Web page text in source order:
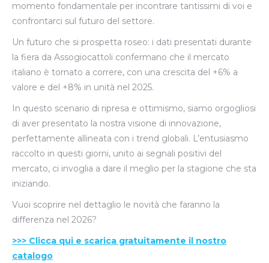
momento fondamentale per incontrare tantissimi di voi e
confrontarci sul futuro del settore.
Un futuro che si prospetta roseo: i dati presentati durante
la fiera da Assogiocattoli confermano che il mercato
italiano è tornato a correre, con una crescita del +6% a
valore e del +8% in unità nel 2025.
In questo scenario di ripresa e ottimismo, siamo orgogliosi
di aver presentato la nostra visione di innovazione,
perfettamente allineata con i trend globali. L’entusiasmo
raccolto in questi giorni, unito ai segnali positivi del
mercato, ci invoglia a dare il meglio per la stagione che sta
iniziando.
Vuoi scoprire nel dettaglio le novità che faranno la
differenza nel 2026?
>>> Clicca qui e scarica gratuitamente il nostro
catalogo